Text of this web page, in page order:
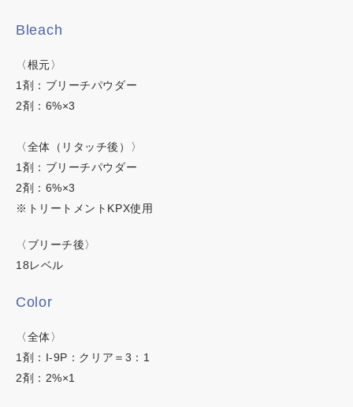
イロリド
ヒカリナス
Bleach
〈根元〉
1剤：ブリーチパウダー
2剤：6%×3
〈全体（リタッチ後）〉
1剤：ブリーチパウダー
2剤：6%×3
※トリートメントKPX使用
〈ブリーチ後〉
18レベル
Color
〈全体〉
1剤：I-9P：クリア＝3：1
2剤：2%×1